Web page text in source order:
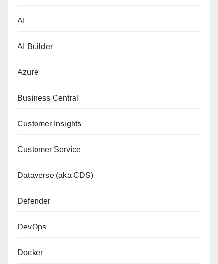
AI
AI Builder
Azure
Business Central
Customer Insights
Customer Service
Dataverse (aka CDS)
Defender
DevOps
Docker